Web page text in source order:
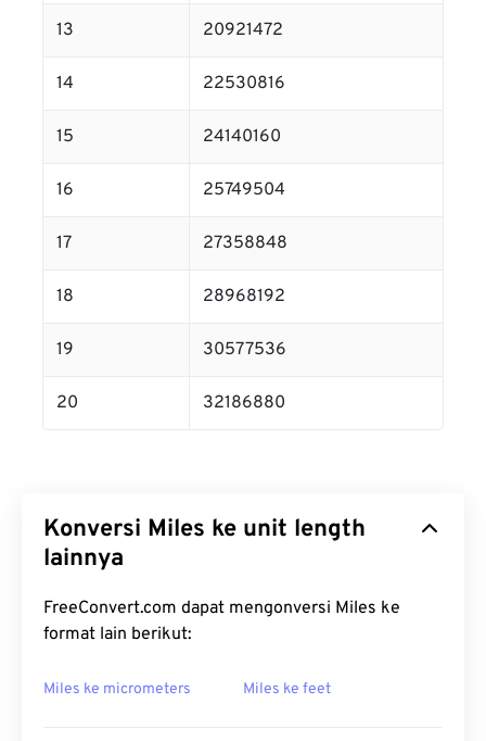
13 20921472
14 22530816
15 24140160
16 25749504
17 27358848
18 28968192
19 30577536
20 32186880
Konversi Miles ke unit length
lainnya
FreeConvert.com dapat mengonversi Miles ke
format lain berikut:
Miles ke micrometers Miles ke feet